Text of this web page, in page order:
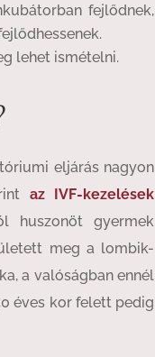
fejlődnek,
lehet ismételni.
eljárás nagyon
az IVF-kezelések
huszonöt gyermek
meg a lombik-
a valóságban ennél
éves kor felett pedig